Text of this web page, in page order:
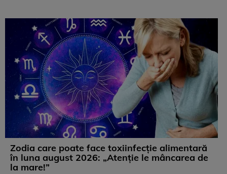
Zodia care poate face toxiinfecție alimentară
în luna august 2026: „Atenție le mâncarea de
la mare!”